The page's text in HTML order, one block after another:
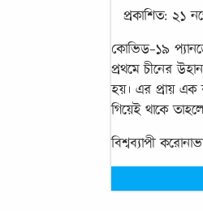
প্রকাশিত: ২১
কোভিড-১৯
প্রথমে চীনের
হয়। এর প্রায় এক
গিয়েই থাকে
বিশ্বব্যাপী